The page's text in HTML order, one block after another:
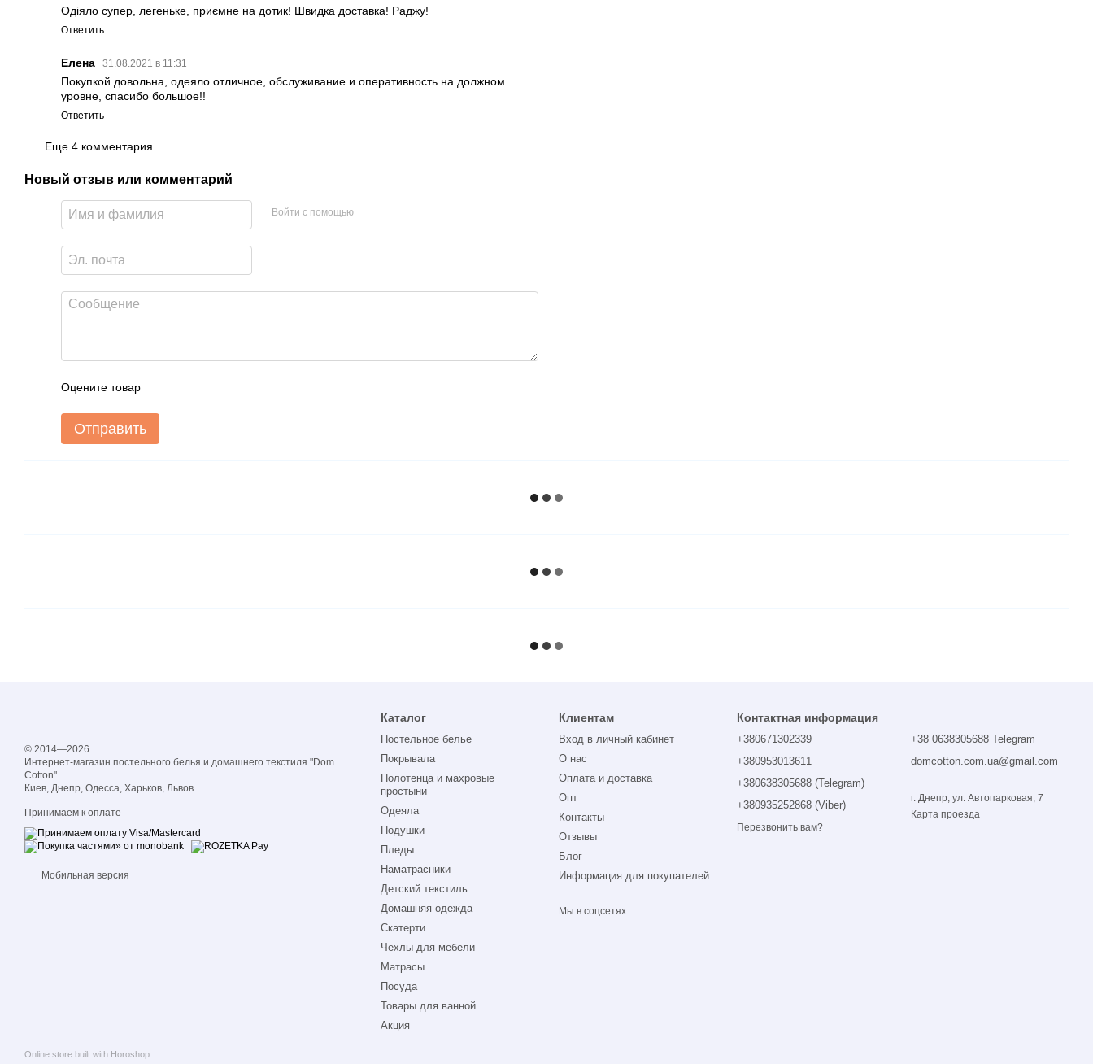
Одіяло супер, легеньке, приємне на дотик! Швидка доставка! Раджу!
Ответить
Елена 31.08.2021 в 11:31
Покупкой довольна, одеяло отличное, обслуживание и оперативность на должном
уровне, спасибо большое!!
Ответить
Еще 4 комментария
Новый отзыв или комментарий
Войти с помощью
Оцените товар
Отправить
© 2014—2026
Интернет-магазин постельного белья и домашнего текстиля "Dom
Cotton"
Киев, Днепр, Одесса, Харьков, Львов.
Принимаем к оплате
Мобильная версия
Online store built with Horoshop
Каталог
Постельное белье
Покрывала
Полотенца и махровые
простыни
Одеяла
Подушки
Пледы
Наматрасники
Детский текстиль
Домашняя одежда
Скатерти
Чехлы для мебели
Матрасы
Посуда
Товары для ванной
Акция
Клиентам
Вход в личный кабинет
О нас
Оплата и доставка
Опт
Контакты
Отзывы
Блог
Информация для покупателей
Мы в соцсетях
Контактная информация
+380671302339
+380953013611
+380638305688 (Telegram)
+380935252868 (Viber)
Перезвонить вам?
+38 0638305688 Telegram
domcotton.com.ua@gmail.com
г. Днепр, ул. Автопарковая, 7
Карта проезда